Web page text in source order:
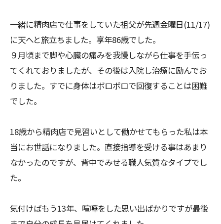
一緒に精肉店で仕事をしていた祖父が先週金曜日(11/17)
に天へと旅立ちました。享年86歳でした。
９月頃まで脚や心臓の痛みを我慢しながら仕事を手伝っ
てくれておりましたが、その後は入院し治療に励んでお
りました。すでに身体はボロボロで回復することは困難
でした。
18歳から精肉店で見習いとして働かせてもらった私は本
当にお世話になりました。直接指導を受ける事はあまり
なかったのですが、背中でみせる職人気質なタイプでし
た。
気付けばもう13年、喧嘩をした思い出ばかりですが最後